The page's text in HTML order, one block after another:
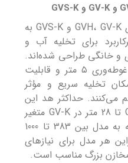
پمپ‌های لجن‌کش گرین سری GVH، GV-K و GVS-K به
برای تخلیه آب و
و خانگی طراحی شده‌اند.
این پمپ‌ها با حداکثر عمق غوطه‌وری ۵ متر و قابلیت
تخلیه سریع و مؤثر
می‌کنند. حداکثر هد این
مدل‌ها از 13.5 متر در GVS-K تا 28 متر در GV-K متغیر
است و حداکثر دبی نیز بسته به مدل بین 383 تا 1000
هر مدل برای نیازهای
بزرگ مناسب است.